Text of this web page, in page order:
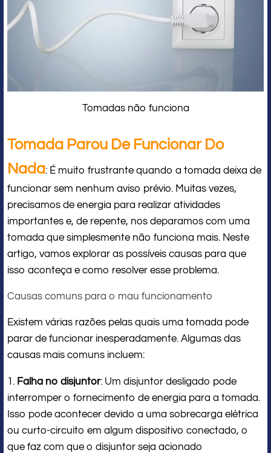
Tomadas não funciona
Tomada Parou De Funcionar Do
Nada: É muito frustrante quando a tomada deixa de
funcionar sem nenhum aviso prévio. Muitas vezes,
precisamos de energia para realizar atividades
importantes e, de repente, nos deparamos com uma
tomada que simplesmente não funciona mais. Neste
artigo, vamos explorar as possíveis causas para que
isso aconteça e como resolver esse problema.
Causas comuns para o mau funcionamento
Existem várias razões pelas quais uma tomada pode
parar de funcionar inesperadamente. Algumas das
causas mais comuns incluem:
1. Falha no disjuntor: Um disjuntor desligado pode
interromper o fornecimento de energia para a tomada.
Isso pode acontecer devido a uma sobrecarga elétrica
ou curto-circuito em algum dispositivo conectado, o
que faz com que o disjuntor seja acionado